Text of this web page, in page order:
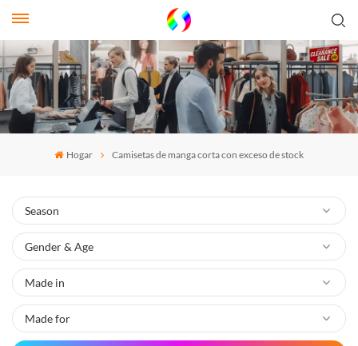
Hogar Camisetas de manga corta con exceso de stock